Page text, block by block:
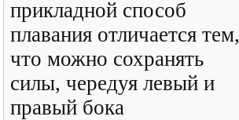
прикладной способ
плавания отличается тем,
что можно сохранять
силы, чередуя левый и
правый бока